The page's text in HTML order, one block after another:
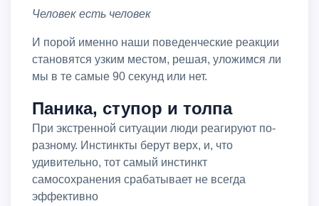
человек есть человек
И порой именно наши поведенческие реакции
становятся узким местом, решая, уложимся ли
мы в те самые 90 секунд или нет.
Паника, ступор и толпа
При экстренной ситуации люди реагируют по-
разному. Инстинкты берут верх, и, что
удивительно, тот самый инстинкт
самосохранения срабатывает не всегда
эффективно